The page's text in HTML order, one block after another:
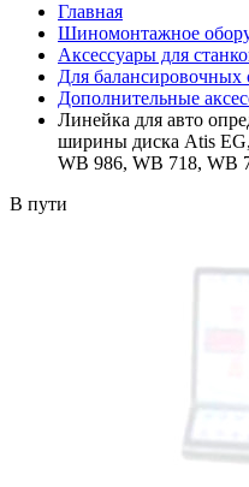
Главная
Шиномонтажное
Аксессуары для
Для балансировочных
Дополнительные
Линейка для авто
ширины диска Atis
WB 986, WB 718, WB
В пути